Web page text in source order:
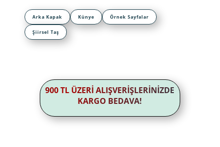
Arka Kapak Künye Örnek Sayfalar
Şiirsel Taş
900 TL ÜZERİ ALIŞVERİŞLERİNİZDE
KARGO BEDAVA!